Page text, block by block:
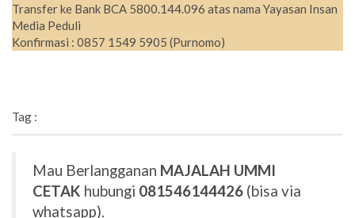
Transfer ke Bank BCA 5800.144.096 atas nama Yayasan Insan
Media Peduli
Konfirmasi : 0857 1549 5905 (Purnomo)
Tag :
Mau Berlangganan MAJALAH UMMI
CETAK hubungi 081546144426 (bisa via
whatsapp).